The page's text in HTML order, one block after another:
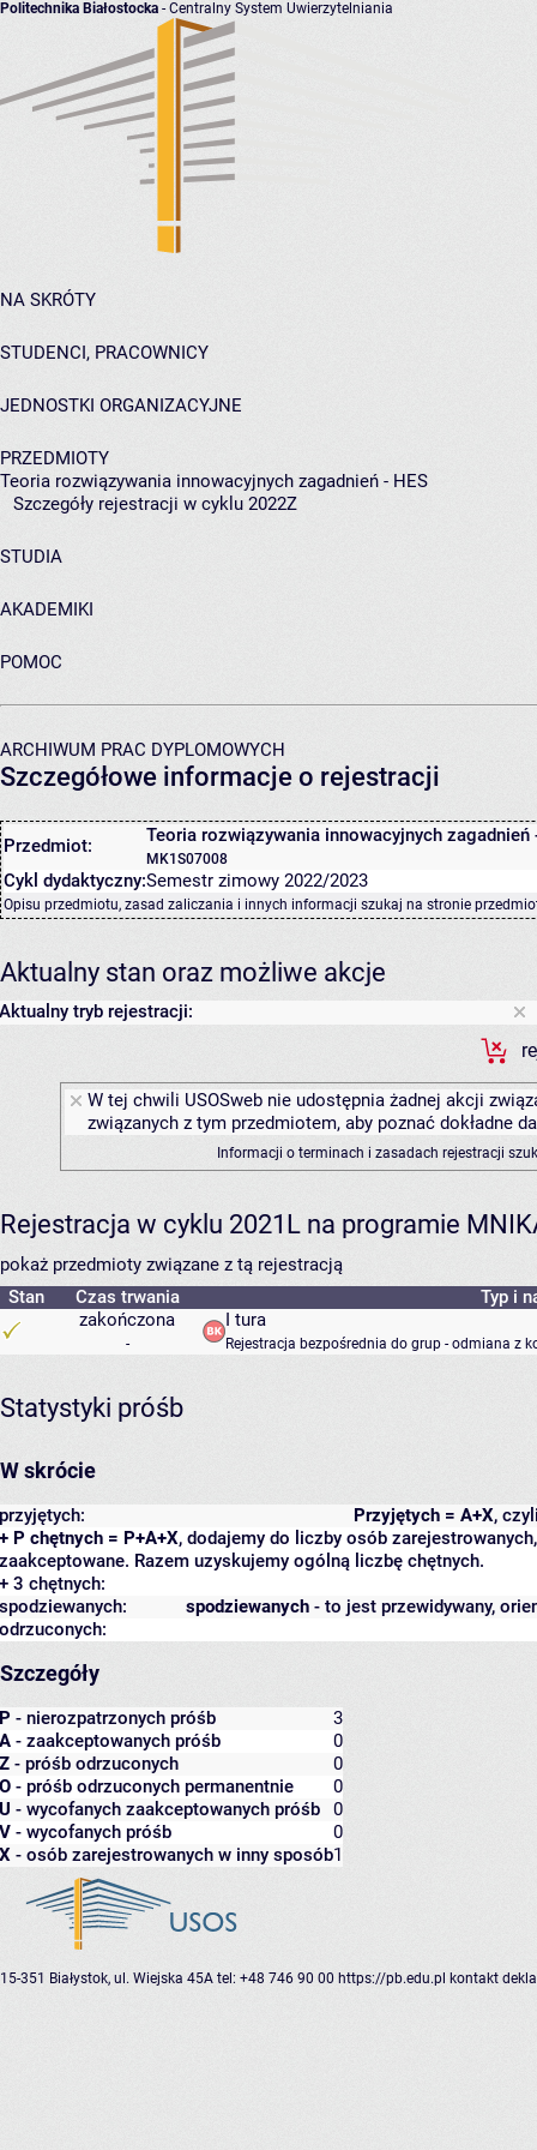
Politechnika Białostocka - Centralny System Uwierzytelniania
NA SKRÓTY
STUDENCI, PRACOWNICY
JEDNOSTKI ORGANIZACYJNE
PRZEDMIOTY
Teoria rozwiązywania innowacyjnych zagadnień - HES
Szczegóły rejestracji w cyklu 2022Z
STUDIA
AKADEMIKI
POMOC
ARCHIWUM PRAC DYPLOMOWYCH
Szczegółowe informacje o rejestracji
Przedmiot: Teoria rozwiązywania innowacyjnych zagadnień
MK1S07008
Cykl dydaktyczny:Semestr zimowy 2022/2023
Opisu przedmiotu, zasad zaliczania i innych informacji szukaj na stronie
Aktualny stan oraz możliwe akcje
Aktualny tryb rejestracji:
W tej chwili USOSweb nie udostępnia żadnej akcji
związanych z tym przedmiotem, aby poznać dokładne
Informacji o terminach i zasadach rejestracji
Rejestracja w cyklu 2021L na programie
pokaż przedmioty związane z tą rejestracją
Stan
Czas trwania
Typ i
zakończona
-
I tura
Rejestracja bezpośrednia do grup - odmiana z
Statystyki próśb
W skrócie
Przyjętych = A+X,
przyjętych:
+ P chętnych = P+A+X, dodajemy do liczby osób
zaakceptowane. Razem uzyskujemy ogólną liczbę chętnych.
+ 3 chętnych:
spodziewanych - to jest przewidywany,
spodziewanych:
odrzuconych:
Szczegóły
P - nierozpatrzonych próśb
3
A - zaakceptowanych próśb
0
Z - próśb odrzuconych
0
O - próśb odrzuconych permanentnie
0
U - wycofanych zaakceptowanych próśb
0
V - wycofanych próśb
0
X - osób zarejestrowanych w inny sposób1
15-351 Białystok, ul. Wiejska 45A tel: +48 746 90 00 https://pb.edu.pl kontakt